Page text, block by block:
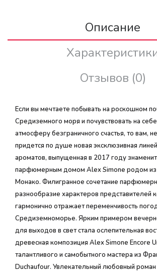
Описание
Отзывов (0)
Если вы мечтаете побывать на роскошном
Средиземного моря и почувствовать на
атмосферу безграничного счастья, то вам,
придется по душе новая эксклюзивная
ароматов, выпущенная в 2017 году
парфюмерным домом Alex Simone родом из
Монако. Филигранное сочетание
разнообразие характеров представителей
гармонично отражает переменчивость
Средиземноморье. Ярким примером
для выходов в свет стала ослепительная
древесная композиция Alex Simone Encore
талантливого и самобытного мастера из
Duchaufour. Увлекательный любовный